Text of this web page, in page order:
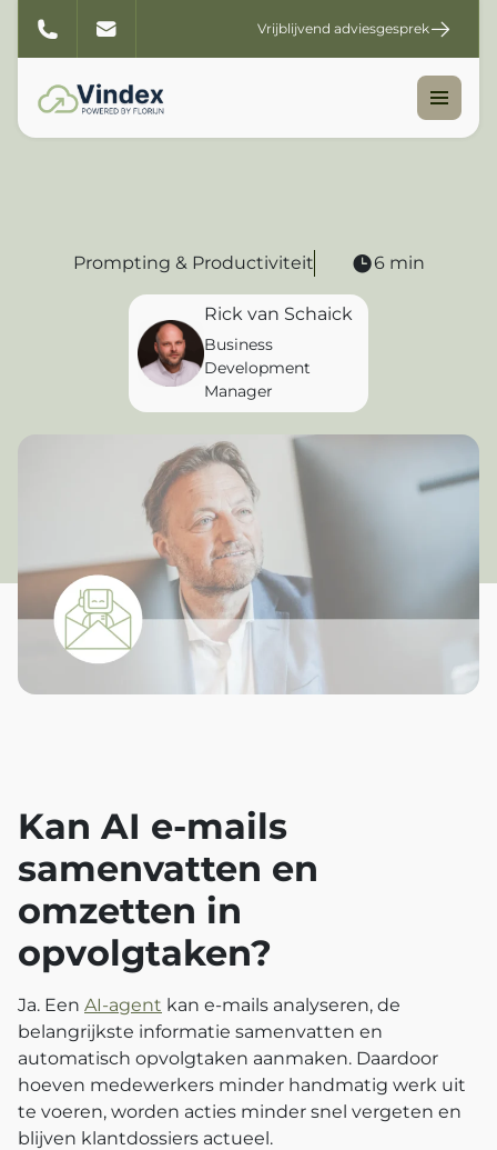
Vrijblijvend adviesgesprek
Prompting & Productiviteit 6 min
Rick van Schaick
Business
Development
Manager
Kan AI e-mails
samenvatten en
omzetten in
opvolgtaken?
Ja. Een AI-agent kan e-mails analyseren, de
belangrijkste informatie samenvatten en
automatisch opvolgtaken aanmaken. Daardoor
hoeven medewerkers minder handmatig werk uit
te voeren, worden acties minder snel vergeten en
blijven klantdossiers actueel.